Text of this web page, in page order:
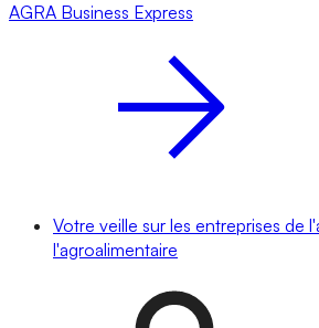
AGRA Business Express
Votre veille sur les entreprises de
l'agroalimentaire